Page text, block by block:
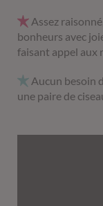
Assez
bonheurs avec
faisant appel aux
Aucun besoin
une paire de